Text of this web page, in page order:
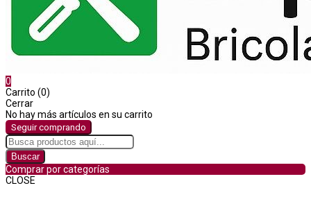
0
Carrito (0)
Cerrar
No hay más artículos en su carrito
Seguir comprando
Buscar
Comprar por categorías
CLOSE